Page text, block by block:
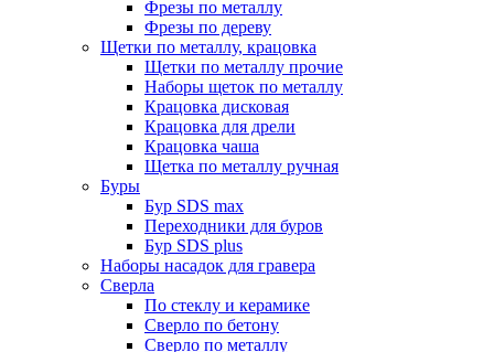
Фрезы по металлу
Фрезы по дереву
Щетки по металлу, крацовка
Щетки по металлу прочие
Наборы щеток по металлу
Крацовка дисковая
Крацовка для дрели
Крацовка чаша
Щетка по металлу ручная
Буры
Бур SDS max
Переходники для буров
Бур SDS plus
Наборы насадок для гравера
Сверла
По стеклу и керамике
Сверло по бетону
Сверло по металлу